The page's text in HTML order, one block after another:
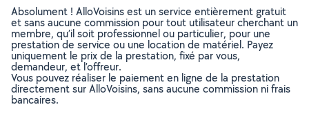
Absolument ! AlloVoisins est un service entièrement gratuit
et sans aucune commission pour tout utilisateur cherchant un
membre, qu’il soit professionnel ou particulier, pour une
prestation de service ou une location de matériel. Payez
uniquement le prix de la prestation, fixé par vous,
demandeur, et l’offreur.
Vous pouvez réaliser le paiement en ligne de la prestation
directement sur AlloVoisins, sans aucune commission ni frais
bancaires.